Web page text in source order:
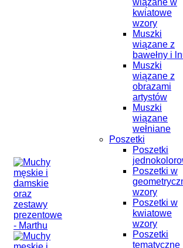
wiązane w
kwiatowe
wzory
Muszki
wiązane z
bawełny i
Muszki
wiązane z
obrazami
artystów
Muszki
wiązane
wełniane
Poszetki
Poszetki
Poszetki w
wzory
Poszetki w
kwiatowe
wzory
Poszetki
tematyczne